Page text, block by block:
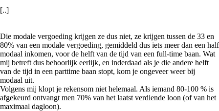
[..]
Die modale vergoeding krijgen ze dus niet, ze krijgen tussen de 33 en
80% van een modale vergoeding, gemiddeld dus iets meer dan een half
modaal inkomen, voor de helft van de tijd van een full-time baan. Wat
mij betreft dus behoorlijk eerlijk, en inderdaad als je die andere helft
van de tijd in een parttime baan stopt, kom je ongeveer weer bij
modaal uit.
Volgens mij klopt je rekensom niet helemaal. Als iemand 80-100 % is
afgekeurd ontvangt men 70% van het laatst verdiende loon (of van het
maximaal dagloon).